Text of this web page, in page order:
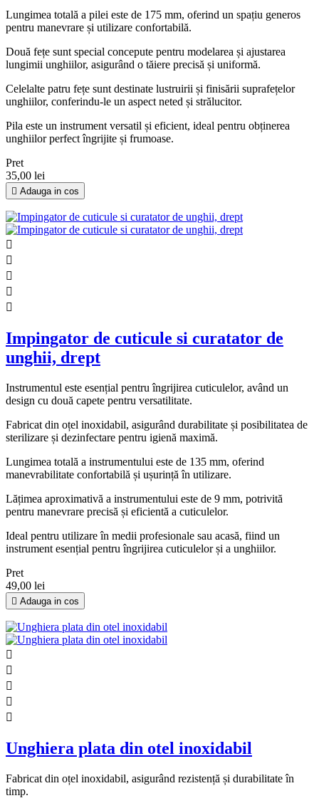
Lungimea totală a pilei este de 175 mm, oferind un spațiu generos
pentru manevrare și utilizare confortabilă.
Două fețe sunt special concepute pentru modelarea și ajustarea
lungimii unghiilor, asigurând o tăiere precisă și uniformă.
Celelalte patru fețe sunt destinate lustruirii și finisării suprafețelor
unghiilor, conferindu-le un aspect neted și strălucitor.
Pila este un instrument versatil și eficient, ideal pentru obținerea
unghiilor perfect îngrijite și frumoase.
Pret
35,00 lei
 Adauga in cos





Impingator de cuticule si curatator de
unghii, drept
Instrumentul este esențial pentru îngrijirea cuticulelor, având un
design cu două capete pentru versatilitate.
Fabricat din oțel inoxidabil, asigurând durabilitate și posibilitatea de
sterilizare și dezinfectare pentru igienă maximă.
Lungimea totală a instrumentului este de 135 mm, oferind
manevrabilitate confortabilă și ușurință în utilizare.
Lățimea aproximativă a instrumentului este de 9 mm, potrivită
pentru manevrare precisă și eficientă a cuticulelor.
Ideal pentru utilizare în medii profesionale sau acasă, fiind un
instrument esențial pentru îngrijirea cuticulelor și a unghiilor.
Pret
49,00 lei
 Adauga in cos





Unghiera plata din otel inoxidabil
Fabricat din oțel inoxidabil, asigurând rezistență și durabilitate în
timp.